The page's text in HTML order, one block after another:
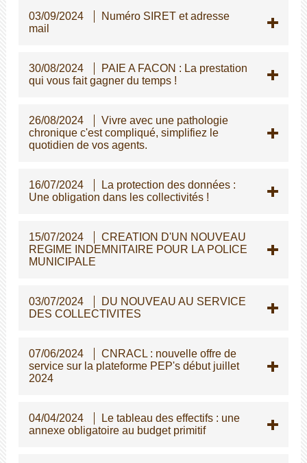
03/09/2024
Numéro SIRET et adresse
mail
30/08/2024
PAIE A FACON : La prestation
qui vous fait gagner du temps !
26/08/2024
Vivre avec une pathologie
chronique c'est compliqué, simplifiez le
quotidien de vos agents.
16/07/2024
La protection des données :
Une obligation dans les collectivités !
15/07/2024
CREATION D'UN NOUVEAU
REGIME INDEMNITAIRE POUR LA POLICE
MUNICIPALE
03/07/2024
DU NOUVEAU AU SERVICE
DES COLLECTIVITES
07/06/2024
CNRACL : nouvelle offre de
service sur la plateforme PEP's début juillet
2024
04/04/2024
Le tableau des effectifs : une
annexe obligatoire au budget primitif